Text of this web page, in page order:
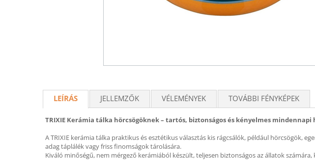
LEÍRÁS JELLEMZŐK VÉLEMÉNYEK TOVÁBBI FÉNYKÉPEK
TRIXIE Kerámia tálka hörcsögöknek – tartós, biztonságos és kényelmes mindennapi
A TRIXIE kerámia tálka praktikus és esztétikus választás kis rágcsálók, például hörcsögök,
adag táplálék vagy friss finomságok tárolására.
Kiváló minőségű, nem mérgező kerámiából készült, teljesen biztonságos az állatok